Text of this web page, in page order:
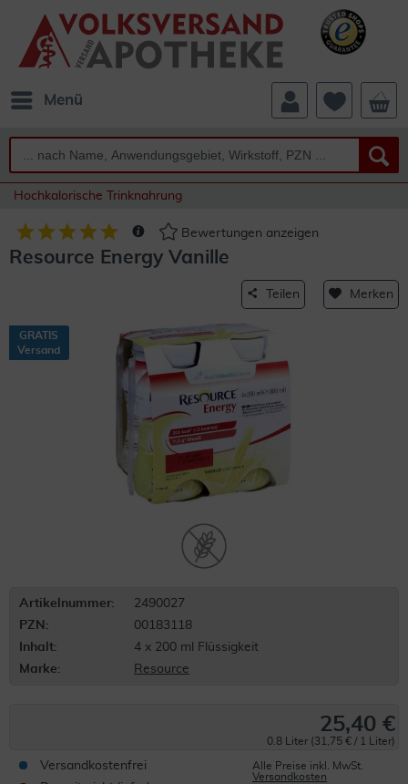
Menü
Hochkalorische Trinknahrung
Bewertungen anzeigen
Resource Energy Vanille
Teilen Merken
GRATIS
Versand
Artikelnummer:
2490027
PZN:
00183118
Inhalt:
4 x 200 ml Flüssigkeit
Marke:
Resource
25,40 €
0.8 Liter (31,75 € / 1 Liter)
Versandkostenfrei
Alle Preise inkl. MwSt.
Versandkosten